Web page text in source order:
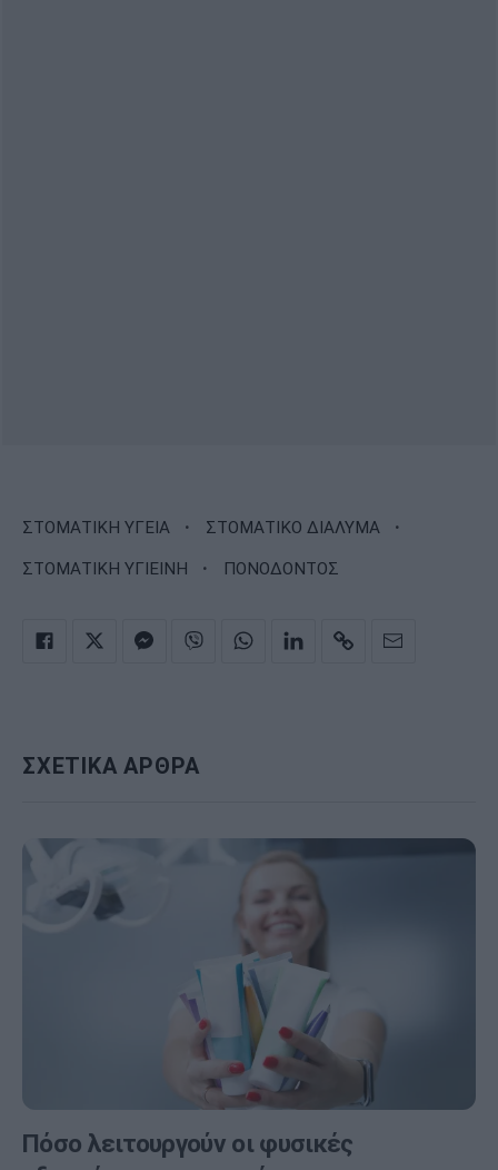
ΣΤΟΜΑΤΙΚΗ ΥΓΕΙΑ · ΣΤΟΜΑΤΙΚΟ ΔΙΑΛΥΜΑ ·
ΣΤΟΜΑΤΙΚΗ ΥΓΙΕΙΝΗ · ΠΟΝΟΔΟΝΤΟΣ
ΣΧΕΤΙΚΑ ΑΡΘΡΑ
Πόσο λειτουργούν οι φυσικές